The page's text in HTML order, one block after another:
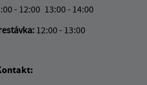
- 12:00 13:00 - 14:00
12:00 - 13:00